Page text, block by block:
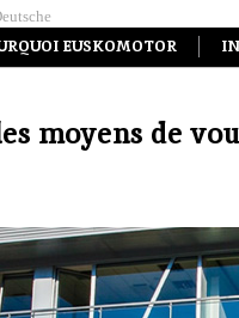
EUSKOMOTOR
moyens de